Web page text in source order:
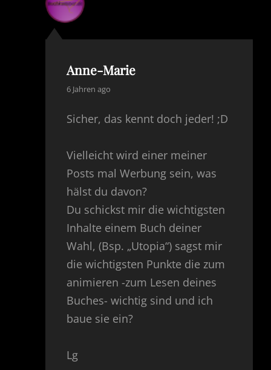
Anne-Marie
says:
6 Jahren ago
Sicher, das kennt doch jeder! ;D
Vielleicht wird einer meiner
Posts mal Werbung sein, was
hälst du davon?
Du schickst mir die wichtigsten
Inhalte einem Buch deiner
Wahl, (Bsp. „Utopia“) sagst mir
die wichtigsten Punkte die zum
animieren -zum Lesen deines
Buches- wichtig sind und ich
baue sie ein?
Lg